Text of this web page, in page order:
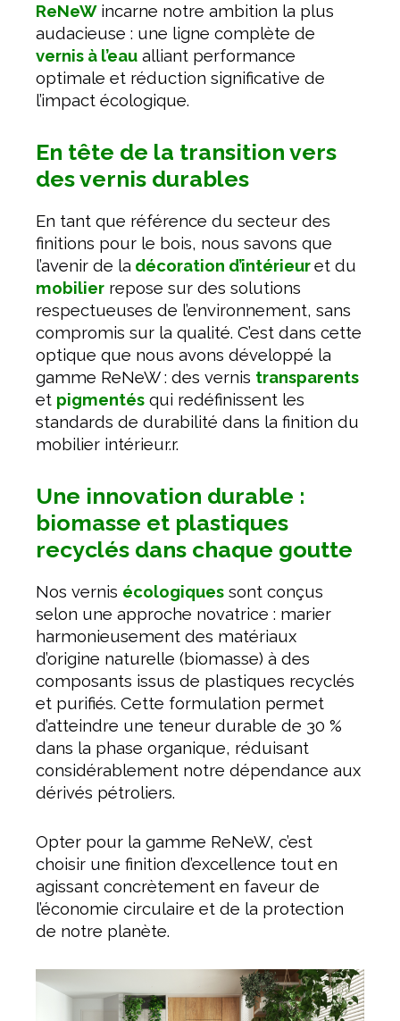
ReNeWincarne notre ambition la plus
audacieuse : une ligne complète de
vernis à l’eau alliant performance
optimale et réduction significative de
l’impact écologique.
En tête de la transition vers
des vernis durables
En tant que référence du secteur des
finitions pour le bois, nous savons que
l’avenir de la décoration d’intérieuret du
mobilier repose sur des solutions
respectueuses de l’environnement, sans
compromis sur la qualité. C’est dans cette
optique que nous avons développé la
gamme ReNeW : des vernis transparents
et pigmentés qui redéfinissent les
standards de durabilité dans la finition du
mobilier intérieur.r.
Une innovation durable :
biomasse et plastiques
recyclés dans chaque goutte
Nos vernis écologiques sont conçus
selon une approche novatrice : marier
harmonieusement des matériaux
d’origine naturelle (biomasse) à des
composants issus de plastiques recyclés
et purifiés. Cette formulation permet
d’atteindre une teneur durable de 30 %
dans la phase organique, réduisant
considérablement notre dépendance aux
dérivés pétroliers.
Opter pour la gamme ReNeW, c’est
choisir une finition d’excellence tout en
agissant concrètement en faveur de
l’économie circulaire et de la protection
de notre planète.